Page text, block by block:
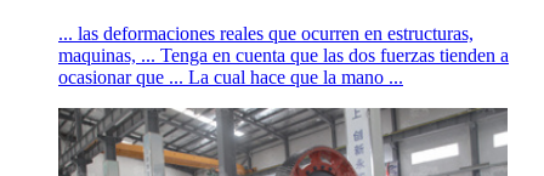
... las deformaciones reales que ocurren en estructuras,
maquinas, ... Tenga en cuenta que las dos fuerzas tienden a
ocasionar que ... La cual hace que la mano ...